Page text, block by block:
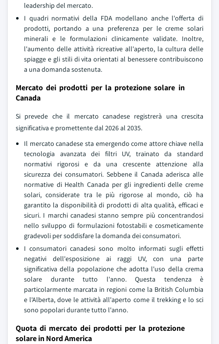
leadership del mercato.
I quadri normativi della FDA modellano anche l'offerta di
prodotti, portando a una preferenza per le creme solari
minerali e le formulazioni clinicamente validate. Inoltre,
l'aumento delle attività ricreative all'aperto, la cultura delle
spiagge e gli stili di vita orientati al benessere contribuiscono
a una domanda sostenuta.
Mercato dei prodotti per la protezione solare in
Canada
Si prevede che il mercato canadese registrerà una crescita
significativa e promettente dal 2026 al 2035.
Il mercato canadese sta emergendo come attore chiave nella
tecnologia avanzata dei filtri UV, trainato da standard
normativi rigorosi e da una crescente attenzione alla
sicurezza dei consumatori. Sebbene il Canada aderisca alle
normative di Health Canada per gli ingredienti delle creme
solari, considerate tra le più rigorose al mondo, ciò ha
garantito la disponibilità di prodotti di alta qualità, efficaci e
sicuri. I marchi canadesi stanno sempre più concentrandosi
nello sviluppo di formulazioni fotostabili e cosmeticamente
gradevoli per soddisfare la domanda dei consumatori.
I consumatori canadesi sono molto informati sugli effetti
negativi dell'esposizione ai raggi UV, con una parte
significativa della popolazione che adotta l'uso della crema
solare durante tutto l'anno. Questa tendenza è
particolarmente marcata in regioni come la British Columbia
e l'Alberta, dove le attività all'aperto come il trekking e lo sci
sono popolari durante tutto l'anno.
Quota di mercato dei prodotti per la protezione
solare in Nord America